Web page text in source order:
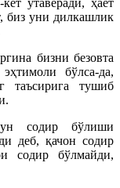
ўтаверади, ҳаёт
биз уни дилкашлик
бизни безовта
бўлса-да,
таъсирига тушиб
содир бўлиши
деб, қачон содир
содир бўлмайди,